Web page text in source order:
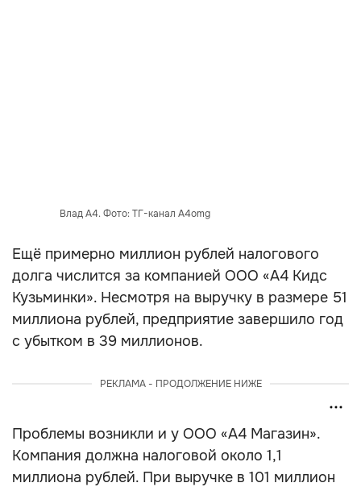
Влад А4. Фото: ТГ-канал A4omg
Ещё примерно миллион рублей налогового
долга числится за компанией ООО «А4 Кидс
Кузьминки». Несмотря на выручку в размере 51
миллиона рублей, предприятие завершило год
с убытком в 39 миллионов.
РЕКЛАМА - ПРОДОЛЖЕНИЕ НИЖЕ
Проблемы возникли и у ООО «А4 Магазин».
Компания должна налоговой около 1,1
миллиона рублей. При выручке в 101 миллион